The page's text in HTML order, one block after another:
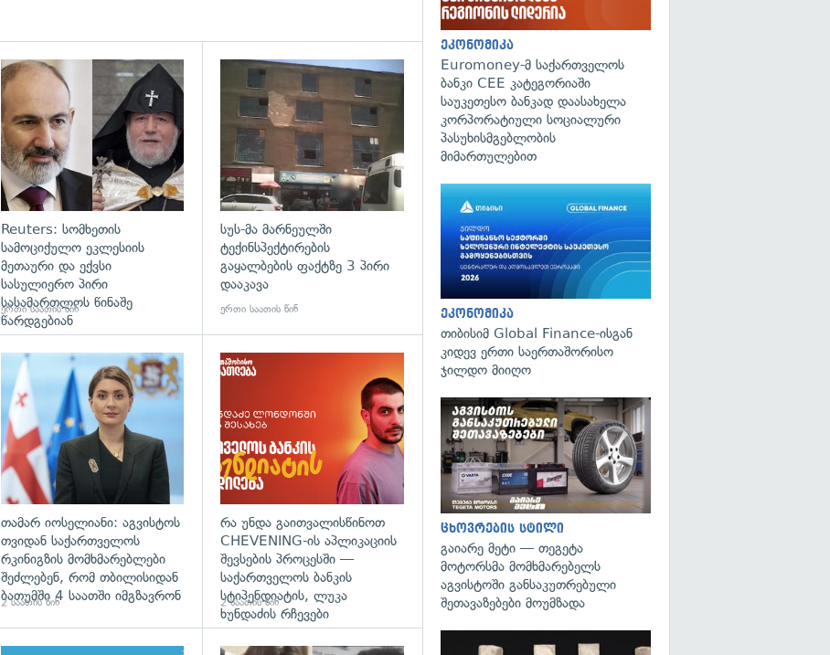
Reuters: სომხეთის
სამოციქულო ეკლესიის
მეთაური და ექვსი
სასულიერო პირი
სასამართლოს წინაშე
წარდგებიან
ერთი საათის წინ
გადახედვა
სუს-მა მარნეულში
ტექინსპექტირების
გაყალბების ფაქტზე 3 პირი
დააკავა
ერთი საათის წინ
გადახედვა
თამარ იოსელიანი: აგვისტოს
თვიდან საქართველოს
რკინიგზის მომხმარებლები
შეძლებენ, რომ თბილისიდან
ბათუმში 4 საათში იმგზავრონ
2 საათის წინ
რა უნდა გაითვალისწინოთ
CHEVENING-ის აპლიკაციის
შევსების პროცესში —
საქართველოს ბანკის
სტიპენდიატის, ლუკა
ხუნდაძის რჩევები
2 საათის წინ
ეკონომიკა
Euromoney-მ საქართველოს
ბანკი CEE კატეგორიაში
საუკეთესო ბანკად დაასახელა
კორპორატიული სოციალური
პასუხისმგებლობის
მიმართულებით
ეკონომიკა
თიბისიმ Global Finance-ისგან
კიდევ ერთი საერთაშორისო
ჯილდო მიიღო
ცხოვრების სტილი
გაიარე მეტი — თეგეტა
მოტორსმა მომხმარებელს
აგვისტოში განსაკუთრებული
შეთავაზებები მოუმზადა